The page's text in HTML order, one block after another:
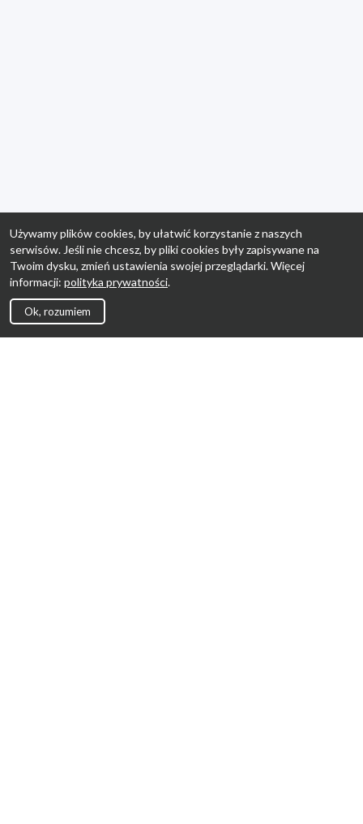
Używamy plików cookies, by ułatwić korzystanie z naszych
serwisów. Jeśli nie chcesz, by pliki cookies były zapisywane na
Twoim dysku, zmień ustawienia swojej przeglądarki. Więcej
informacji: polityka prywatności.
Ok, rozumiem